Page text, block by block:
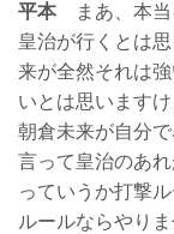
平本まあ、本当
皇治が行くとは
来が全然それは
いとは思います
朝倉未来が自分
言って皇治のあ
っていうか打撃
ルールならやり